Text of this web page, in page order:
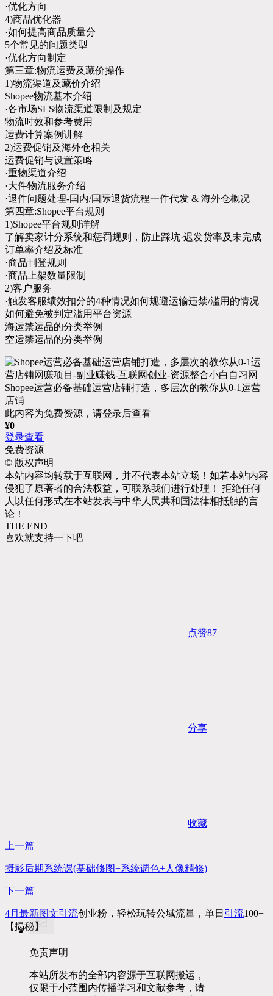
·优化方向
4)商品优化器
·如何提高商品质量分
5个常见的问题类型
·优化方向制定
第三章:物流运费及藏价操作
1)物流渠道及藏价介绍
Shopee物流基本介绍
·各市场SLS物流渠道限制及规定
物流时效和参考费用
运费计算案例讲解
2)运费促销及海外仓相关
运费促销与设置策略
·重物渠道介绍
·大件物流服务介绍
·退件问题处理-国内/国际退货流程一件代发 & 海外仓概况
第四章:Shopee平台规则
1)Shopee平台规则详解
了解卖家计分系统和惩罚规则，防止踩坑·迟发货率及未完成
订单率介绍及标准
·商品刊登规则
·商品上架数量限制
2)客户服务
·触发客服绩效扣分的4种情况如何规避运输违禁/滥用的情况
如何避免被判定滥用平台资源
海运禁运品的分类举例
空运禁运品的分类举例
Shopee运营必备基础运营店铺打造，多层次的教你从0-1运营
店铺
此内容为免费资源，请登录后查看
¥0
登录查看
免费资源
© 版权声明
本站内容均转载于互联网，并不代表本站立场！如若本站内容
侵犯了原著者的合法权益，可联系我们进行处理！ 拒绝任何
人以任何形式在本站发表与中华人民共和国法律相抵触的言
论！
THE END
喜欢就支持一下吧
点赞87
分享
收藏
上一篇
摄影后期系统课(基础修图+系统调色+人像精修)
下一篇
4月最新图文引流创业粉，轻松玩转公域流量，单日 引流100+
【揭秘】
免责声明
本站所发布的全部内容源于互联网搬运，
仅限于小范围内传播学习和文献参考，请